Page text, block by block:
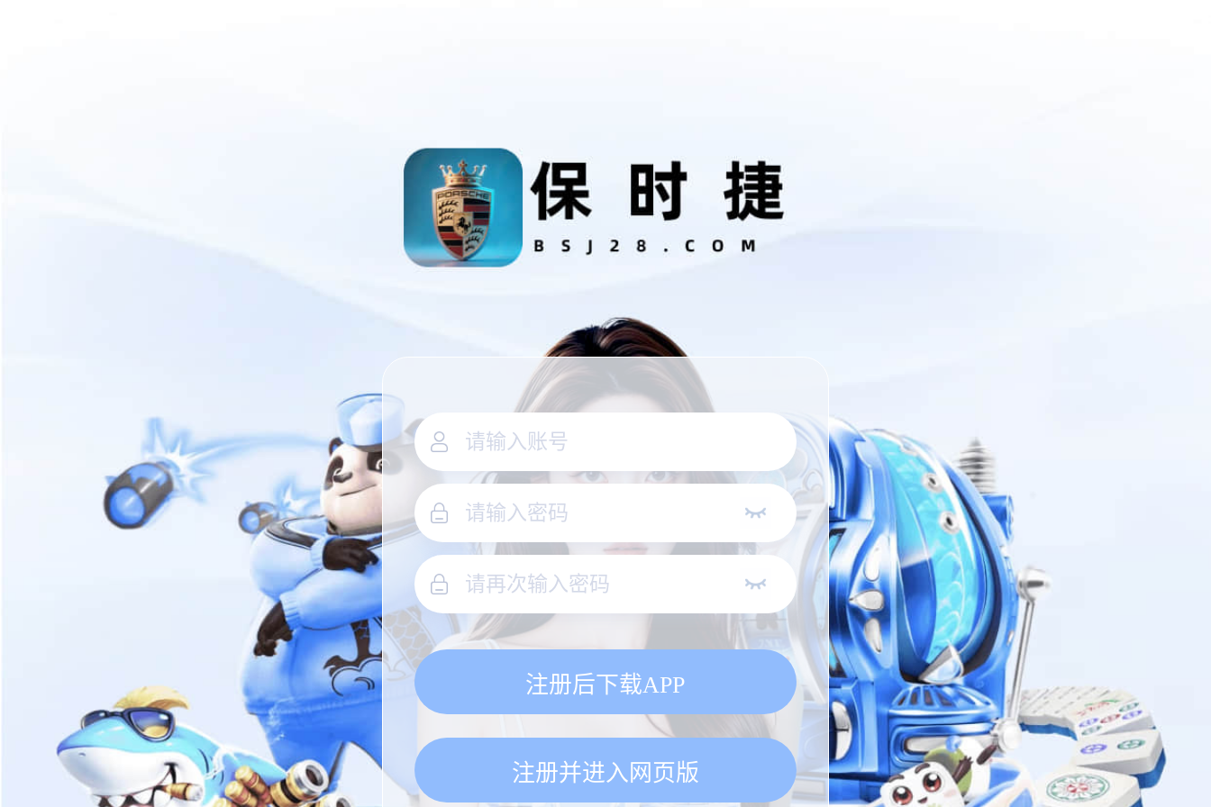
注册后下载APP
注册并进入网页版